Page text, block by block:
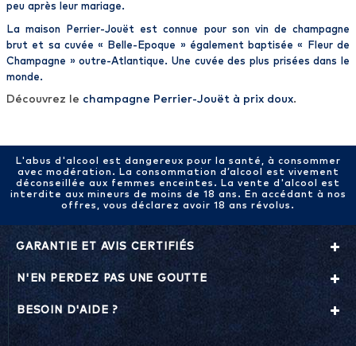
peu après leur mariage.
Lamaison Perrier-Jouët est connue pour son vin dechampagne
brut et sa cuvée « Belle-Epoque » également baptisée «
Fleur de
Champagne » outre-Atlantique. Une cuvée des plus prisées dans le
monde.
Découvrez le champagne Perrier-Jouët à prix doux.
L'abus d'alcool est dangereux pour la santé, à consommer
avec modération. La consommation d’alcool est vivement
déconseillée aux femmes enceintes. La vente d'alcool est
interdite aux mineurs de moins de 18 ans. En accédant à nos
offres, vous déclarez avoir 18 ans révolus.
GARANTIE ET AVIS CERTIFIÉS
N'EN PERDEZ PAS UNE GOUTTE
BESOIN D'AIDE ?